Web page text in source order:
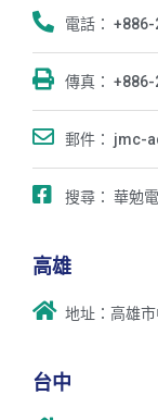
電話：
傳真：
郵件： jmc-
搜尋： 華勉
高雄
地址：高雄
台中